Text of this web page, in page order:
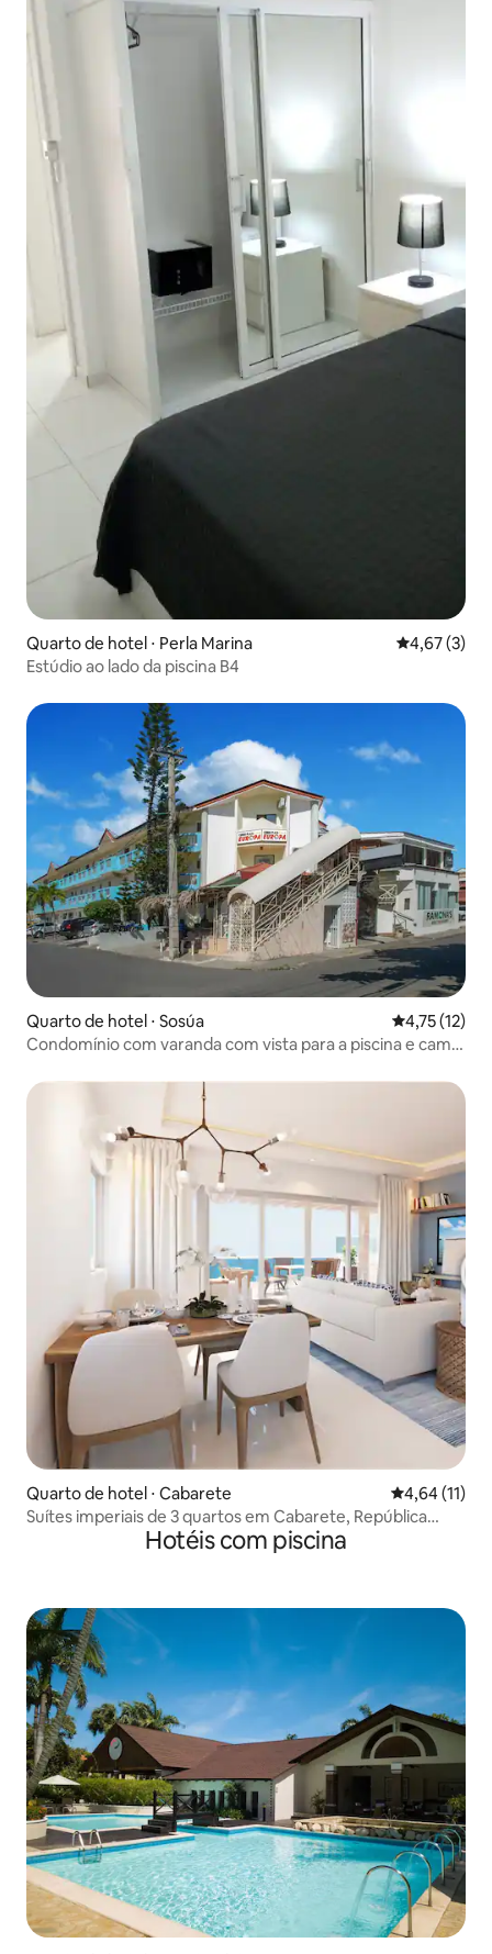
Quarto de hotel ⋅ Perla Marina 4,67 de
4,67 (3)
Estúdio ao lado da piscina B4
Quarto de hotel ⋅ Sosúa 4,75 de uma
4,75 (12)
Condomínio com varanda com vista para a piscina e cama
Quarto de hotel ⋅ Cabarete 4,64 de uma
4,64 (11)
Suítes imperiais de 3 quartos em Cabarete, República
Hotéis com piscina